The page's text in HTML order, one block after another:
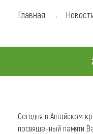
Чем заняться
Карта
Что привезти
Главная
Сегодня в Алтайском
посвященный памяти